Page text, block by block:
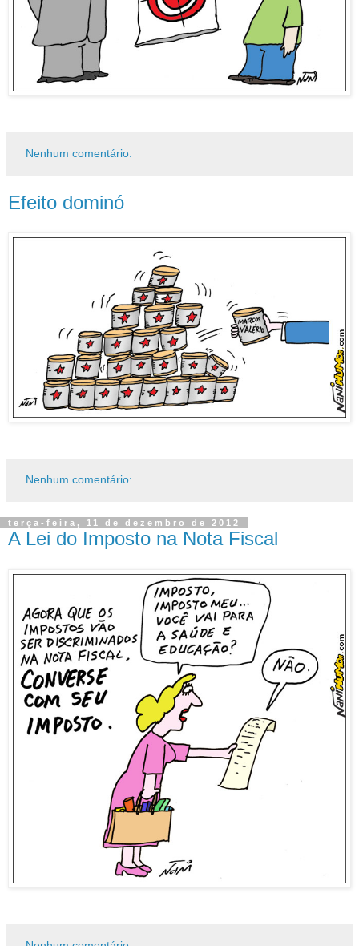
Nenhum comentário:
Efeito dominó
Nenhum comentário:
terça-feira, 11 de dezembro de 2012
A Lei do Imposto na Nota Fiscal